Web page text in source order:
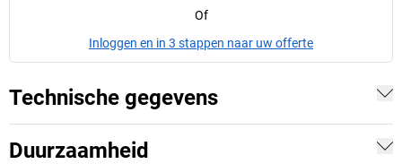
Of
Inloggen en in 3 stappen naar uw offerte
Technische gegevens
Duurzaamheid